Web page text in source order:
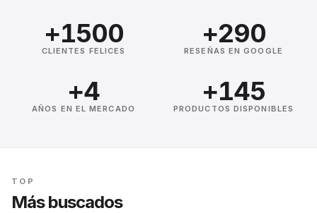
+1500
CLIENTES FELICES
+290
RESEÑAS EN GOOGLE
+4
AÑOS EN EL MERCADO
+145
PRODUCTOS DISPONIBLES
TOP
Más buscados